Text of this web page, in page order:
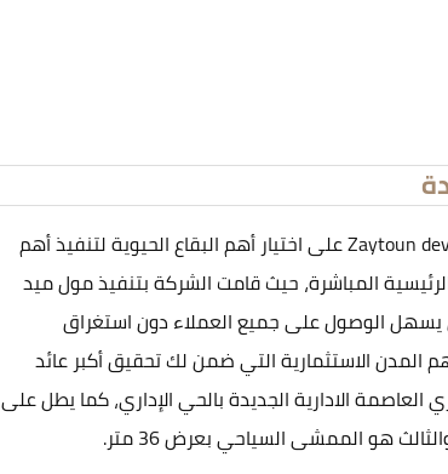
حرصت شركة زيتون للتطوير والاستثمار العقاري Zaytoun developments على اختيار أهم البقاع الحيوية لتنفيذ أهم
المباشرة، حيث قامت الشركة بتنفيذ مول ميد
يسهل الوصول على جميع العملاء دون استغراق
المدن الاستثمارية التي ضمن لك تحقيق أكبر عائد
الادارية الجديدة بالحي الإداري، كما يطل على